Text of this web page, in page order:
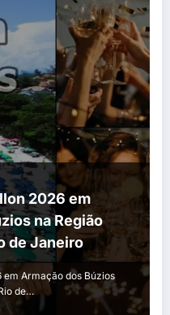
2026 em
na Região
de Janeiro
em Armação dos Búzios
de…